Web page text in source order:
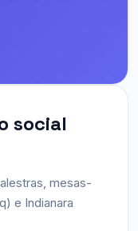
social
mesas-
e Indianara